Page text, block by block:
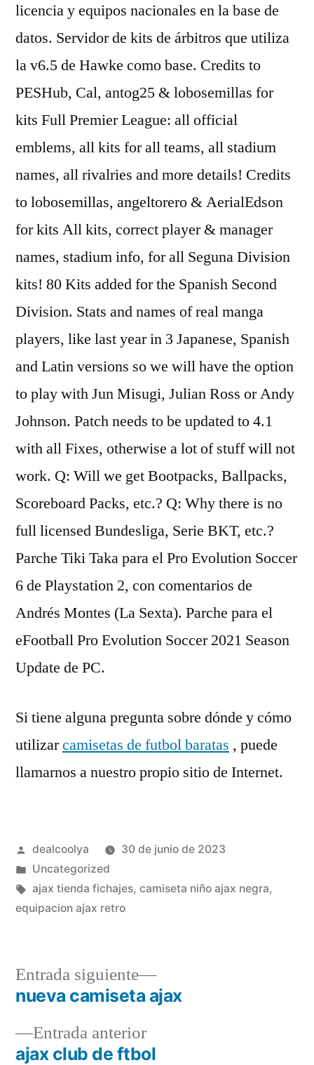
licencia y equipos nacionales en la base de
datos. Servidor de kits de árbitros que utiliza
la v6.5 de Hawke como base. Credits to
PESHub, Cal, antog25 & lobosemillas for
kits Full Premier League: all official
emblems, all kits for all teams, all stadium
names, all rivalries and more details! Credits
to lobosemillas, angeltorero & AerialEdson
for kits All kits, correct player & manager
names, stadium info, for all Seguna Division
kits! 80 Kits added for the Spanish Second
Division. Stats and names of real manga
players, like last year in 3 Japanese, Spanish
and Latin versions so we will have the option
to play with Jun Misugi, Julian Ross or Andy
Johnson. Patch needs to be updated to 4.1
with all Fixes, otherwise a lot of stuff will not
work. Q: Will we get Bootpacks, Ballpacks,
Scoreboard Packs, etc.? Q: Why there is no
full licensed Bundesliga, Serie BKT, etc.?
Parche Tiki Taka para el Pro Evolution Soccer
6 de Playstation 2, con comentarios de
Andrés Montes (La Sexta). Parche para el
eFootball Pro Evolution Soccer 2021 Season
Update de PC.
Si tiene alguna pregunta sobre dónde y cómo
utilizarcamisetas de futbol baratas , puede
llamarnos a nuestro propio sitio de Internet.
Publicado
por
dealcoolya
30 de junio de 2023
Publicado
en
Uncategorized
Etiquetas:
ajax tienda fichajes, camiseta niño ajax negra,
equipacion ajax retro
Navegación
deEntrada anteriorEntrada
anterior:
ajax club de ftbol
Entrada siguiente
Entrada
siguiente:
nueva camiseta ajax